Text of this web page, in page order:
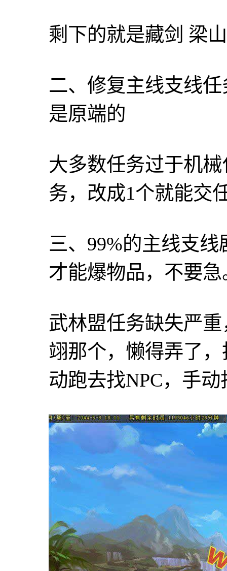
剩下的就是藏剑 梁
二、修复主线支线
是原端的
大多数任务过于机
务，改成1个就能交
三、99%的主线支
才能爆物品，不要急
武林盟任务缺失严
翊那个，懒得弄了
动跑去找NPC，手